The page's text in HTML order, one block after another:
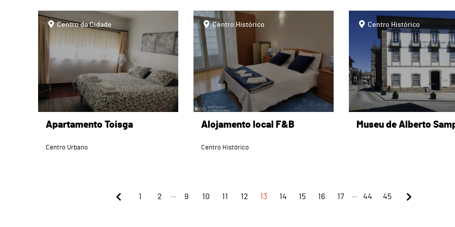
pageCentro da Cidade
Apartamento Toisga
Centro Urbano
pageCentro Histórico
Alojamento local F&B
Centro Histórico
pageCentro Histórico
Museu de Alberto
1 2 9 10 11 12 13 14 15 16 17 44 45